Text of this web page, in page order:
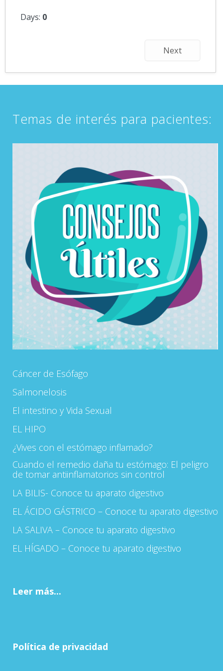
Days: 0
Next
Temas de interés para pacientes:
Cáncer de Esófago
Salmonelosis
El intestino y Vida Sexual
EL HIPO
¿Vives con el estómago inflamado?
Cuando el remedio daña tu estómago: El peligro
de tomar antiinflamatorios sin control
LA BILIS- Conoce tu aparato digestivo
EL ÁCIDO GÁSTRICO – Conoce tu aparato digestivo
LA SALIVA – Conoce tu aparato digestivo
EL HÍGADO – Conoce tu aparato digestivo
Leer más...
Política de privacidad